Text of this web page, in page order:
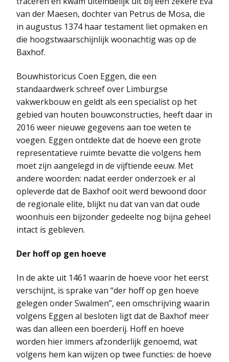
van der Maesen, dochter van Petrus de Mosa, die
in augustus 1374 haar testament liet opmaken en
die hoogstwaarschijnlijk woonachtig was op de
Baxhof.
Bouwhistoricus Coen Eggen, die een
standaardwerk schreef over Limburgse
vakwerkbouw en geldt als een specialist op het
gebied van houten bouwconstructies, heeft daar in
2016 weer nieuwe gegevens aan toe weten te
voegen. Eggen ontdekte dat de hoeve een grote
representatieve ruimte bevatte die volgens hem
moet zijn aangelegd in de vijftiende eeuw. Met
andere woorden: nadat eerder onderzoek er al
opleverde dat de Baxhof ooit werd bewoond door
de regionale elite, blijkt nu dat van van dat oude
woonhuis een bijzonder gedeelte nog bijna geheel
intact is gebleven.
Der hoff op gen hoeve
In de akte uit 1461 waarin de hoeve voor het eerst
verschijnt, is sprake van “der hoff op gen hoeve
gelegen onder Swalmen”, een omschrijving waarin
volgens Eggen al besloten ligt dat de Baxhof meer
was dan alleen een boerderij. Hoff en hoeve
worden hier immers afzonderlijk genoemd, wat
volgens hem kan wijzen op twee functies: de hoeve